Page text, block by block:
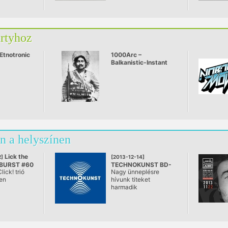
1000Arc –
Balkanistic-Instant
a helyszínen
Lick the
#60
trió
[2013-12-14]
TECHNOKUNST BD-
03 / DAVE CLARKE
@ A38, Budapest
Nagy ünneplésre
hívunk titeket
harmadik